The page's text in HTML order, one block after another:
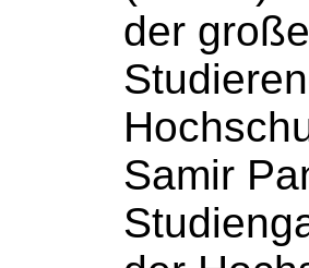
der
Samir